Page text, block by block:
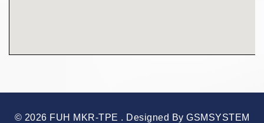
© 2026 FUH MKR-TPE . Designed By GSMSYSTEM